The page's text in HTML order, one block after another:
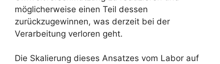
möglicherweise einen Teil dessen
zurückzugewinnen, was derzeit bei der
Verarbeitung verloren geht.
Die Skalierung dieses Ansatzes vom Labor auf